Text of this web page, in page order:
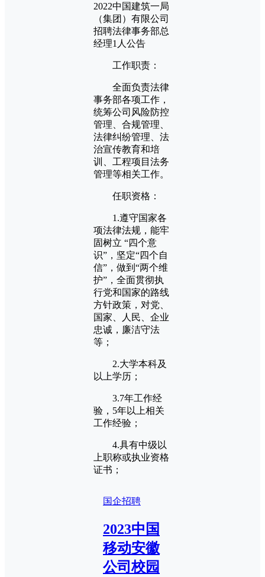
2022中国建筑一局
（集团）有限公司
招聘法律事务部总
经理1人公告
工作职责：
全面负责法律
事务部各项工作，
统筹公司风险防控
管理、合规管理、
法律纠纷管理、法
治宣传教育和培
训、工程项目法务
管理等相关工作。
任职资格：
1.遵守国家各
项法律法规，能牢
固树立 “四个意
识”，坚定“四个自
信”，做到“两个维
护”，全面贯彻执
行党和国家的路线
方针政策，对党、
国家、人民、企业
忠诚，廉洁守法
等；
2.大学本科及
以上学历；
3.7年工作经
验，5年以上相关
工作经验；
4.具有中级以
上职称或执业资格
证书；
国企招聘
2023中国
移动安徽
公司校园